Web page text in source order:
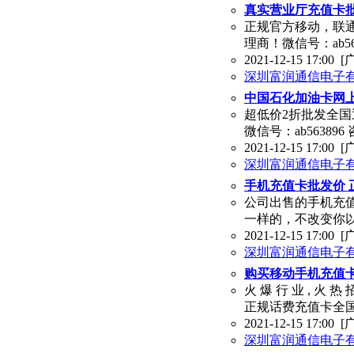
真实营业厅充值卡
正规官方移动，联
理商！微信号：
2021-12-15 17:00 [
深圳富润通信电子
中国石化加油卡网
超低价2折批发全
微信号：ab563896
2021-12-15 17:00 [
深圳富润通信电子
手机充值卡批发价
公司出售的手机充
一样的，不改变你
2021-12-15 17:00 [
深圳富润通信电子
购买移动手机充值
火 爆 行 业 , 火 热
正规话费充值卡全
2021-12-15 17:00 [
深圳富润通信电子